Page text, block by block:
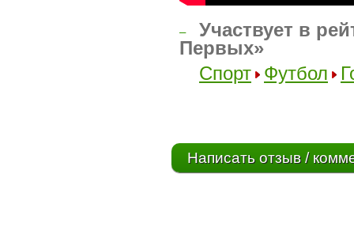
–
Участвует в
Первых»
Спорт
Футбол
Написать отзыв /